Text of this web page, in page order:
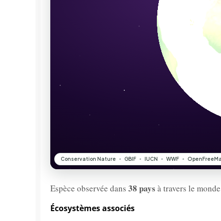
Espèce observée dans 38 pays à travers le
Écosystèmes associés